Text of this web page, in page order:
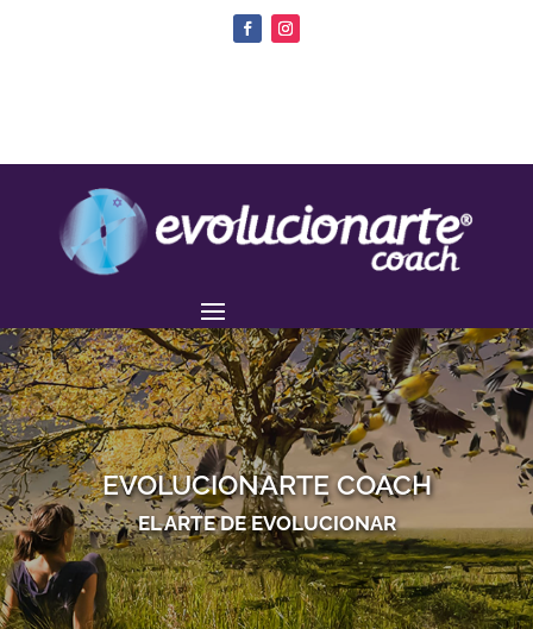
EVOLUCIONARTE COACH
EL ARTE DE EVOLUCIONAR